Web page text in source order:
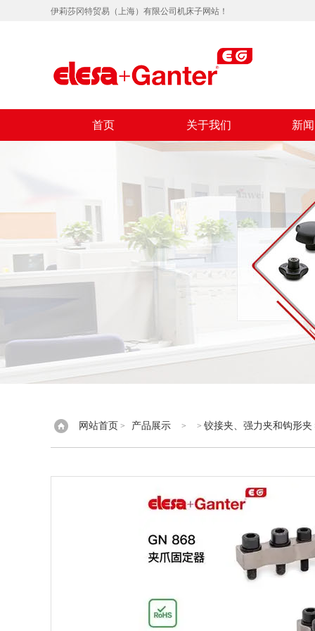
伊莉莎冈特贸易（上海）有限公司机床子网站！
首页 关于我们 新
网站首页 > 产品展示 > > 铰接夹、强力夹和钩形夹